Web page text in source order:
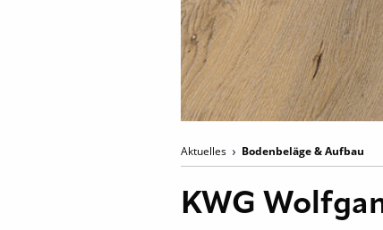
Aktuelles Bodenbeläge & Aufbau
KWG